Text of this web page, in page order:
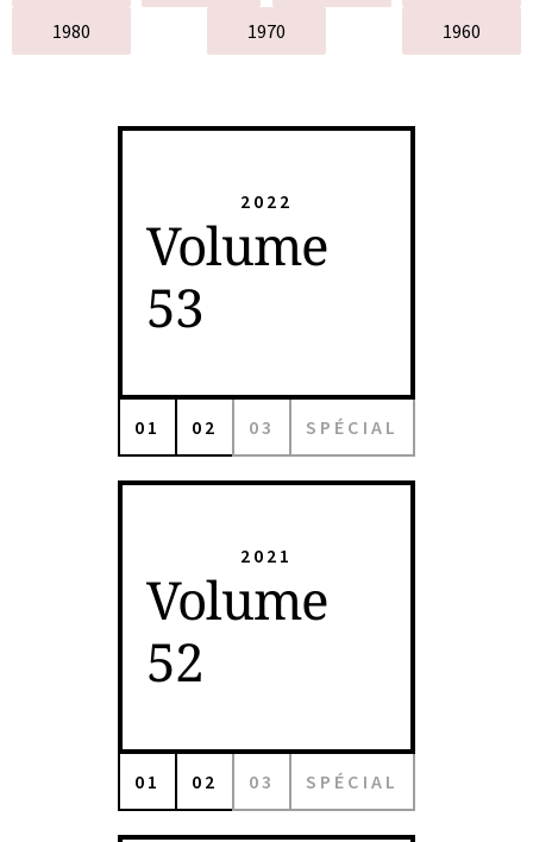
1980
1970 1960
2022
Volume
53
01 02 03 SPÉCIAL
2021
Volume
52
01 02 03 SPÉCIAL